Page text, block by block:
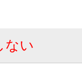
ない